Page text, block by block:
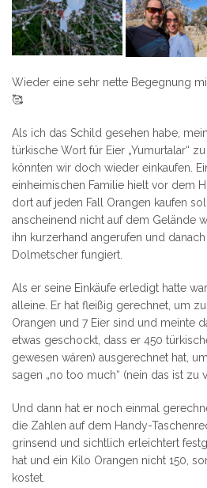
Wieder eine sehr nette Begegnung
🥰
Als ich das Schild gesehen habe,
türkische Wort für Eier „Yumurtalar“
könnten wir doch wieder einkaufen.
einheimischen Familie hielt vor dem
dort auf jeden Fall Orangen kaufen
anscheinend nicht auf dem Gelände
ihn kurzerhand angerufen und
Dolmetscher fungiert.
Als er seine Einkäufe erledigt hatte
alleine. Er hat fleißig gerechnet, um
Orangen und 7 Eier sind und meinte
etwas geschockt, dass er 450
gewesen wären) ausgerechnet hat,
sagen „no too much“ (nein das ist zu
Und dann hat er noch einmal
die Zahlen auf dem Handy-
grinsend und sichtlich erleichtert
hat und ein Kilo Orangen nicht 150,
kostet.